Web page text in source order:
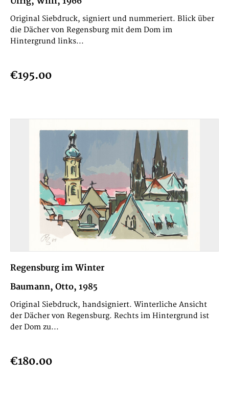
Original Siebdruck, signiert und nummeriert. Blick über
die Dächer von Regensburg mit dem Dom im
Hintergrund links...
€195.00
Regensburg im Winter
Baumann, Otto, 1985
Original Siebdruck, handsigniert. Winterliche Ansicht
der Dächer von Regensburg. Rechts im Hintergrund ist
der Dom zu...
€180.00